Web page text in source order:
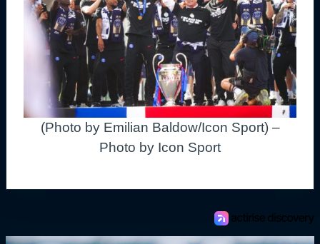
(Photo by Emilian Baldow/Icon Sport) –
Photo by Icon Sport